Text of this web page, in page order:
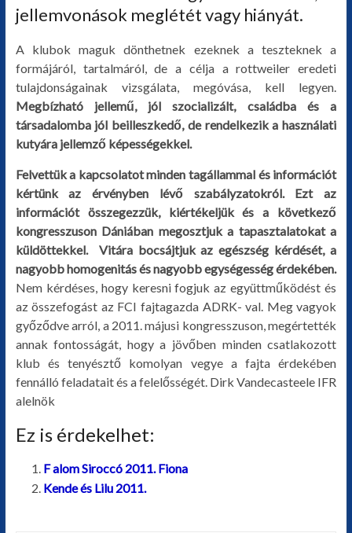
jellemvonások meglétét vagy hiányát.
A klubok maguk dönthetnek ezeknek a teszteknek a
formájáról, tartalmáról, de a célja a rottweiler eredeti
tulajdonságainak vizsgálata, megóvása, kell legyen.
Megbízható jellemű, jól szocializált, családba és a
társadalomba jól beilleszkedő, de rendelkezik a használati
kutyára jellemző képességekkel.
Felvettük a kapcsolatot minden tagállammal és információt
kértünk az érvényben lévő szabályzatokról. Ezt az
információt összegezzük, kiértékeljük és a következő
kongresszuson Dániában megosztjuk a tapasztalatokat a
küldöttekkel. Vitára bocsájtjuk az egészség kérdését, a
nagyobb homogenitás és nagyobb egységesség érdekében.
Nem kérdéses, hogy keresni fogjuk az együttműködést és
az összefogást az FCI fajtagazda ADRK- val. Meg vagyok
győződve arról, a 2011. májusi kongresszuson, megértették
annak fontosságát, hogy a jövőben minden csatlakozott
klub és tenyésztő komolyan vegye a fajta érdekében
fennálló feladatait és a felelősségét. Dirk Vandecasteele IFR
alelnök
Ez is érdekelhet:
F alom Siroccó 2011. Fiona
Kende és Lilu 2011.